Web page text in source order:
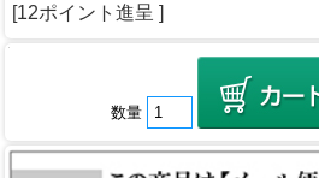
[12ポイント進呈 ]
数量